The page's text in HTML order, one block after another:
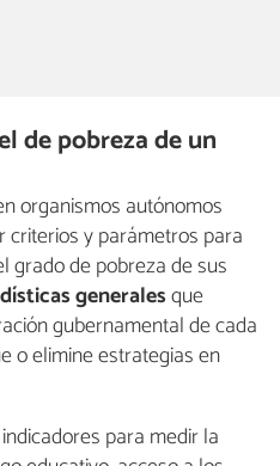
de pobreza de un
organismos autónomos
criterios y parámetros para
grado de pobreza de sus
generalesque
gubernamental de cada
o elimine estrategias en
para medir la